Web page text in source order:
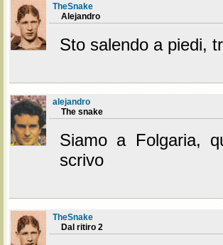
TheSnake
Alejandro
Sto salendo a piedi,
alejandro
The snake
Siamo a Folgaria,
scrivo
TheSnake
Dal ritiro 2